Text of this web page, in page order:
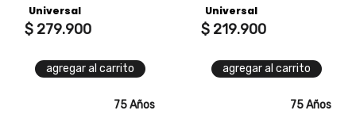
Universal
$ 279.900
agregar al carrito
Universal
$ 219.900
agregar al carrito
75 Años 75 Años